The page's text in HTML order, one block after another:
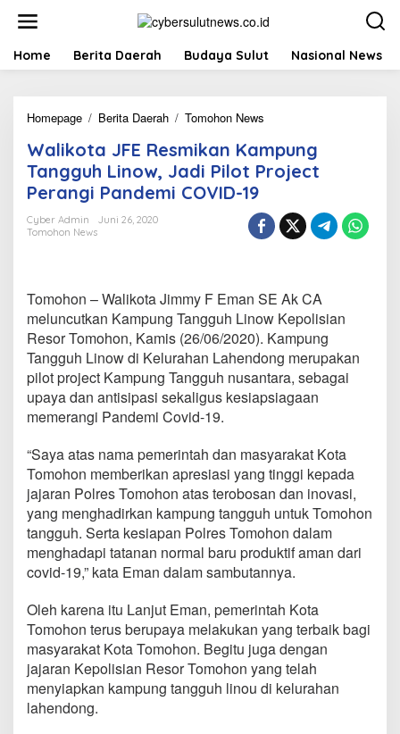
t
Home Berita Daerah Budaya Sulut Nasional News
Homepage / Berita Daerah / Tomohon News
l
i
k
t
a
R
e
s
m
i
k
a
n
m
p
u
n
g
T
a
n
g
u
h
L
i
n
o
Walikota JFE Resmikan Kampung
Tangguh Linow, Jadi Pilot Project
Perangi Pandemi COVID-19
Cyber Admin
Juni 26, 2020
Tomohon News
Tomohon – Walikota Jimmy F Eman SE Ak CA
meluncutkan Kampung Tangguh Linow Kepolisian
Resor Tomohon, Kamis (26/06/2020). Kampung
Tangguh Linow di Kelurahan Lahendong merupakan
pilot project Kampung Tangguh nusantara, sebagai
upaya dan antisipasi sekaligus kesiapsiagaan
memerangi Pandemi Covid-19.
“Saya atas nama pemerintah dan masyarakat Kota
Tomohon memberikan apresiasi yang tinggi kepada
jajaran Polres Tomohon atas terobosan dan inovasi,
yang menghadirkan kampung tangguh untuk Tomohon
tangguh. Serta kesiapan Polres Tomohon dalam
menghadapi tatanan normal baru produktif aman dari
covid-19,” kata Eman dalam sambutannya.
Oleh karena itu Lanjut Eman, pemerintah Kota
Tomohon terus berupaya melakukan yang terbaik bagi
masyarakat Kota Tomohon. Begitu juga dengan
jajaran Kepolisian Resor Tomohon yang telah
menyiapkan kampung tangguh linou di kelurahan
lahendong.